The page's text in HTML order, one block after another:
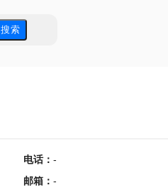
搜 索
电话： -
邮箱 ： -